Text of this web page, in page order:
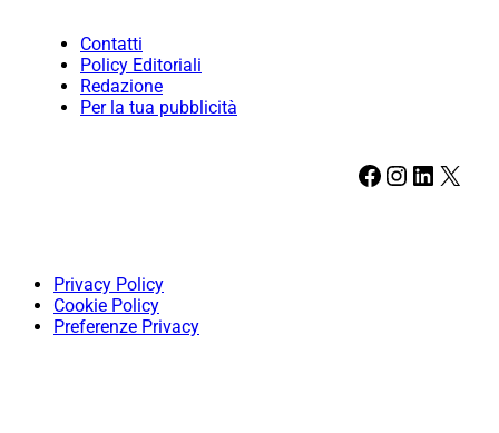
Contatti
Policy Editoriali
Redazione
Per la tua pubblicità
Facebook Instagram LinkedIn X
Privacy Policy
Cookie Policy
Preferenze Privacy